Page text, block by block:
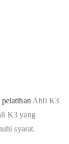
pelatihan Ahli K3
K3 yang
syarat.